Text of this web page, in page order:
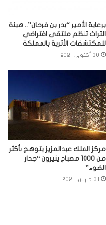
برعاية الأمير “بدر بن فرحان”.. هيئة
التراث تنظم ملتقى افتراضي
للمكتشفات الأثرية بالمملكة
30 أكتوبر، 2021
مركز الملك عبدالعزيز يتوهج بأكثر
من 1000 مصباح ينيرون “جدار
الضوء”
31 مارس، 2021